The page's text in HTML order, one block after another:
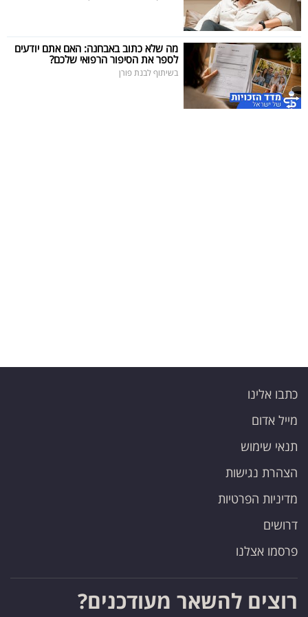
מה שלא כתוב באבחנה: האם אתם יודעים
לספר את הסיפור הרפואי שלכם?
בשיתוף לבנת פורן
כתבו אלינו
מייל אדום
תנאי שימוש
הצהרת נגישות
מדיניות הפרטיות
דרושים
פרסמו אצלנו
רוצים להשאר מעודכנים?